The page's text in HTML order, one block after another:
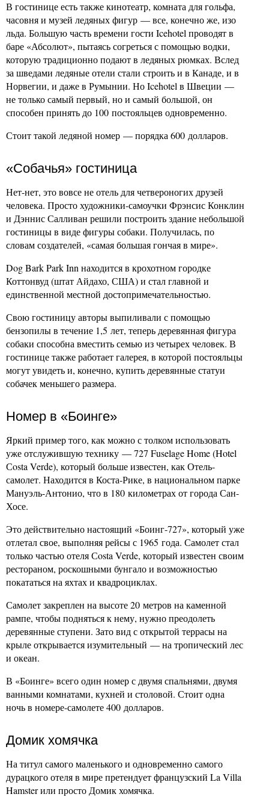
В гостинице есть также кинотеатр, комната для гольфа,
часовня и музей ледяных фигур — все, конечно же, изо
льда. Большую часть времени гости Icehotel проводят в
баре «Абсолют», пытаясь согреться с помощью водки,
которую традиционно подают в ледяных рюмках. Вслед
за шведами ледяные отели стали строить и в Канаде, и в
Норвегии, и даже в Румынии. Но Icehotel в Швеции —
не только самый первый, но и самый большой, он
способен принять до 100 постояльцев одновременно.
Стоит такой ледяной номер — порядка 600 долларов.
«Собачья» гостиница
Нет-нет, это вовсе не отель для четвероногих друзей
человека. Просто художники-самоучки Фрэнсис Конклин
и Дэннис Салливан решили построить здание небольшой
гостиницы в виде фигуры собаки. Получилась, по
словам создателей, «самая большая гончая в мире».
Dog Bark Park Inn находится в крохотном городке
Коттонвуд (штат Айдахо, США) и стал главной и
единственной местной достопримечательностью.
Свою гостиницу авторы выпиливали с помощью
бензопилы в течение 1,5 лет, теперь деревянная фигура
собаки способна вместить семью из четырех человек. В
гостинице также работает галерея, в которой постояльцы
могут увидеть и, конечно, купить деревянные статуи
собачек меньшего размера.
Номер в «Боинге»
Яркий пример того, как можно с толком использовать
уже отслужившую технику — 727 Fuselage Home (Hotel
Сosta Verde), который больше известен, как Отель-
самолет. Находится в Коста-Рике, в национальном парке
Мануэль-Антонио, что в 180 километрах от города Сан-
Хосе.
Это действительно настоящий «Боинг-727», который уже
отлетал свое, выполняя рейсы с 1965 года. Самолет стал
только частью отеля Сosta Verde, который известен своим
рестораном, роскошными бунгало и возможностью
покататься на яхтах и квадроциклах.
Самолет закреплен на высоте 20 метров на каменной
рампе, чтобы подняться к нему, нужно преодолеть
деревянные ступени. Зато вид с открытой террасы на
крыле открывается изумительный — на тропический лес
и океан.
В «Боинге» всего один номер с двумя спальнями, двумя
ванными комнатами, кухней и столовой. Стоит одна
ночь в номере-самолете 400 долларов.
Домик хомячка
На титул самого маленького и одновременно самого
дурацкого отеля в мире претендует французский La Villa
Hamster или просто Домик хомячка.